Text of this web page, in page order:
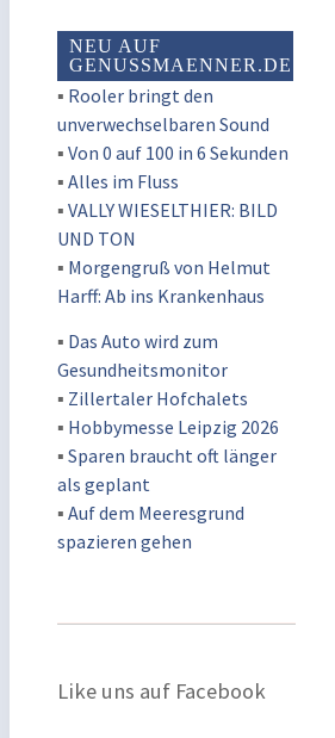
NEU AUF
GENUSSMAENNER.DE
▪ Rooler bringt den
unverwechselbaren Sound
▪ Von 0 auf 100 in 6 Sekunden
▪ Alles im Fluss
▪ VALLY WIESELTHIER: BILD
UND TON
▪ Morgengruß von Helmut
Harff: Ab ins Krankenhaus
▪ Das Auto wird zum
Gesundheitsmonitor
▪ Zillertaler Hofchalets
▪ Hobbymesse Leipzig 2026
▪ Sparen braucht oft länger
als geplant
▪ Auf dem Meeresgrund
spazieren gehen
Like uns auf Facebook